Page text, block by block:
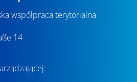
współpraca terytorialna
14